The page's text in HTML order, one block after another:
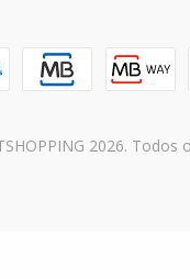
2026. Todos